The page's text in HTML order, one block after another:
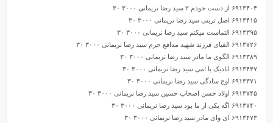
۶۹۱۳۴۰۴ از دست خودم ۲ سید رضا نریمانی ۳۰۰۰ ۳۰
۶۹۱۳۴۱۵ اصل تربتی سید رضا نریمانی ۳۰۰۰ ۳۰
۶۹۱۳۳۹۵ التماست میکنم سید رضا نریمانی ۳۰۰۰ ۳۰
۶۹۱۳۷۲۶ الفبای فرزند شهید مدافع حرم سید رضا نریمانی ۳۰۰۰ ۳۰
۶۹۱۳۳۸۹ الگوی ما مادر سید رضا نریمانی ۳۰۰۰ ۳۰
۶۹۱۳۴۴۷ انادیک یا امی سید رضا نریمانی ۳۰۰۰ ۳۰
۶۹۱۳۳۷۱ اوج سادگی سید رضا نریمانی ۳۰۰۰ ۳۰
۶۹۱۳۷۴۵ اولاد حسن اصحاب حسین سید رضا نریمانی ۳۰۰۰ ۳۰
۶۹۱۳۷۴۰ اگه یکی از ما بود سید رضا نریمانی ۳۰۰۰ ۳۰
۶۹۱۳۴۷۳ ای وای مادر سید رضا نریمانی ۳۰۰۰ ۳۰